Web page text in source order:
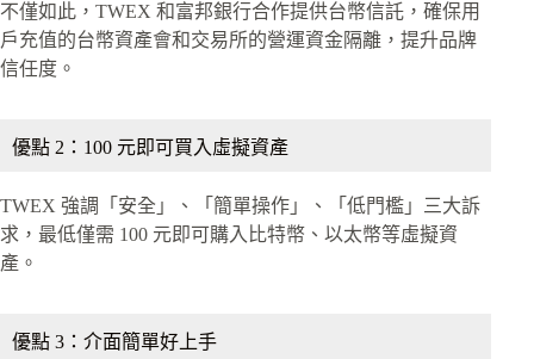
不僅如此，TWEX 和富邦銀行合作提供台幣信託，確保用
戶充值的台幣資產會和交易所的營運資金隔離，提升品牌
信任度。
優點 2：100 元即可買入虛擬資產
TWEX 強調「安全」、「簡單操作」、「低門檻」三大訴
求，最低僅需 100 元即可購入比特幣、以太幣等虛擬資
產。
優點 3：介面簡單好上手